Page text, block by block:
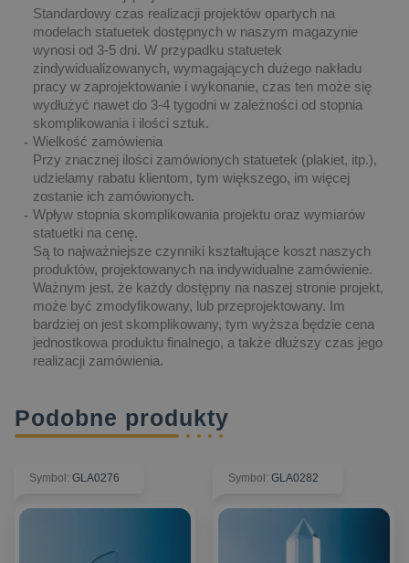
Standardowy czas realizacji projektów opartych na
modelach statuetek dostępnych w naszym magazynie
wynosi od 3-5 dni. W przypadku statuetek
zindywidualizowanych, wymagających dużego nakładu
pracy w zaprojektowanie i wykonanie, czas ten może się
wydłużyć nawet do 3-4 tygodni w zależności od stopnia
skomplikowania i ilości sztuk.
Wielkość zamówienia
Przy znacznej ilości zamówionych statuetek (plakiet, itp.),
udzielamy rabatu klientom, tym większego, im więcej
zostanie ich zamówionych.
Wpływ stopnia skomplikowania projektu oraz wymiarów
statuetki na cenę.
Są to najważniejsze czynniki kształtujące koszt naszych
produktów, projektowanych na indywidualne zamówienie.
Ważnym jest, że każdy dostępny na naszej stronie projekt,
może być zmodyfikowany, lub przeprojektowany. Im
bardziej on jest skomplikowany, tym wyższa będzie cena
jednostkowa produktu finalnego, a także dłuższy czas jego
realizacji zamówienia.
Podobne produkty
Symbol: GLA0276 Symbol: GLA0282